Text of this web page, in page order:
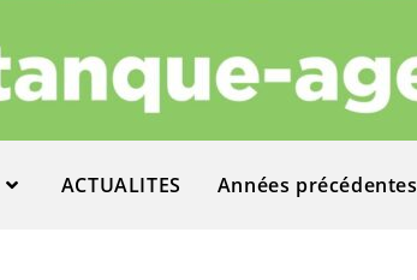
ACTUALITES Années précédentes